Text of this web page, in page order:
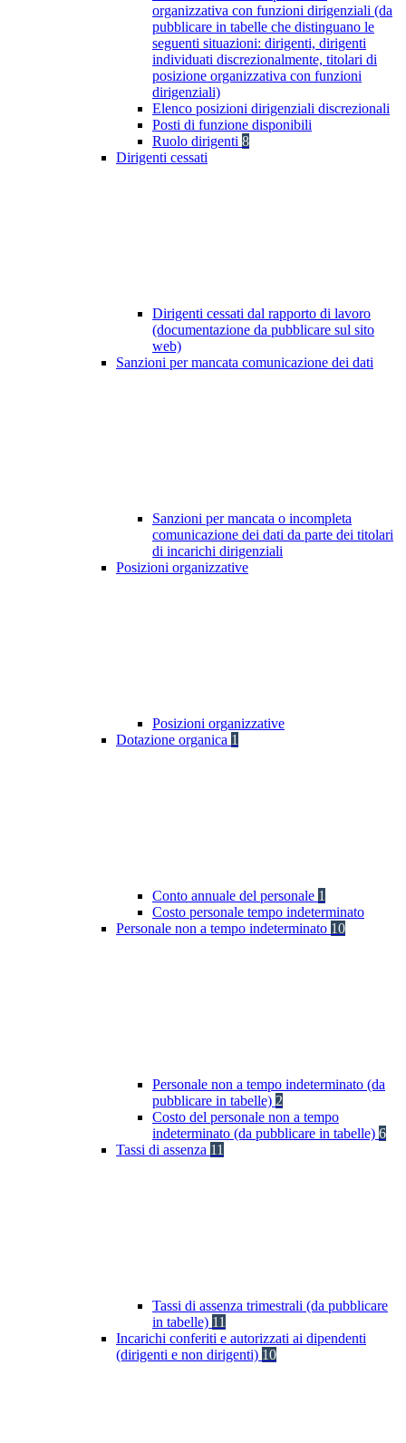
organizzativa con funzioni dirigenziali (da
pubblicare in tabelle che distinguano le
seguenti situazioni: dirigenti, dirigenti
individuati discrezionalmente, titolari di
posizione organizzativa con funzioni
dirigenziali)
Elenco posizioni dirigenziali discrezionali
Posti di funzione disponibili
Ruolo dirigenti 8
Dirigenti cessati
Dirigenti cessati dal rapporto di lavoro
(documentazione da pubblicare sul sito
web)
Sanzioni per mancata comunicazione dei dati
Sanzioni per mancata o incompleta
comunicazione dei dati da parte dei titolari
di incarichi dirigenziali
Posizioni organizzative
Posizioni organizzative
Dotazione organica 1
Conto annuale del personale 1
Costo personale tempo indeterminato
Personale non a tempo indeterminato 10
Personale non a tempo indeterminato (da
pubblicare in tabelle) 2
Costo del personale non a tempo
indeterminato (da pubblicare in tabelle) 6
Tassi di assenza 11
Tassi di assenza trimestrali (da pubblicare
in tabelle) 11
Incarichi conferiti e autorizzati ai dipendenti
(dirigenti e non dirigenti) 10